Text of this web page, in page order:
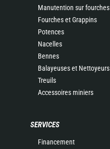
Manutention sur fourches
Fourches et Grappins
Potences
Nacelles
Bennes
Balayeuses et Nettoyeurs
Treuils
Accessoires miniers
SERVICES
Financement